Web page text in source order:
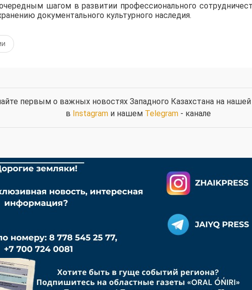
шагом в развитии профессионального
документального культурного наследия.
первым о важных новостях Западного Казахстана на
в Instagramи нашем Telegram- канале